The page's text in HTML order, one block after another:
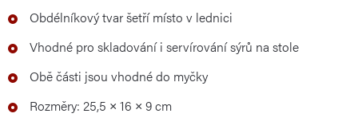
Obdélníkový tvar šetří místo v lednici
Vhodné pro skladování i servírování sýrů na stole
Obě části jsou vhodné do myčky
Rozměry: 25,5 × 16 × 9 cm